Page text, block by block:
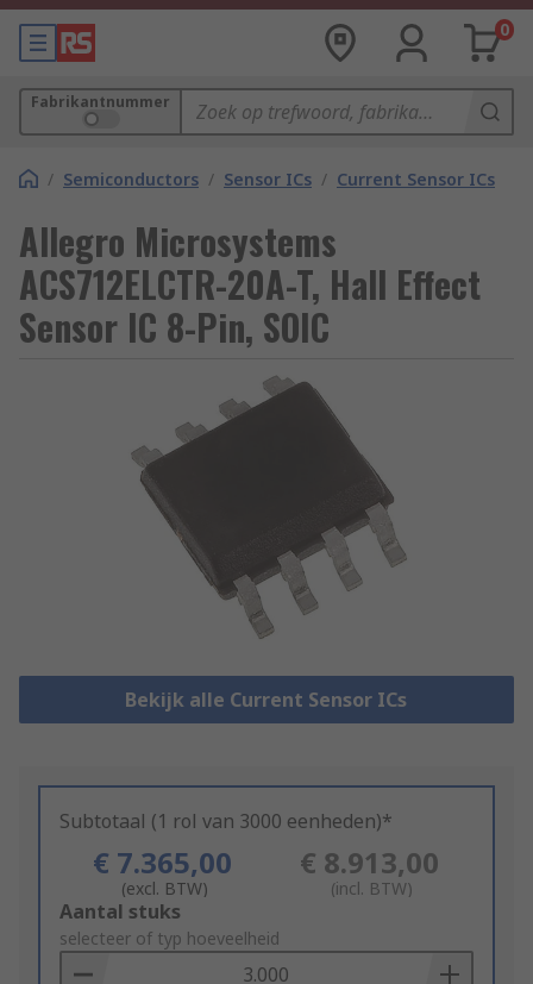
0
Fabrikantnummer
/ Semiconductors / Sensor ICs / Current Sensor ICs
Allegro Microsystems
ACS712ELCTR-20A-T, Hall Effect
Sensor IC 8-Pin, SOIC
Bekijk alle Current Sensor ICs
Subtotaal (1 rol van 3000 eenheden)*
€ 7.365,00
(excl. BTW)
€ 8.913,00
(incl. BTW)
Add
to
Basket
Aantal stuks
selecteer of typ hoeveelheid